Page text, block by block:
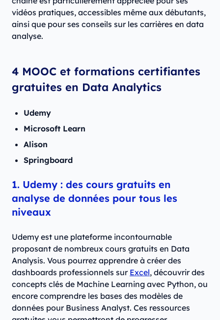
vidéos pratiques, accessibles même aux débutants,
ainsi que pour ses conseils sur les carrières en data
analyse.
4 MOOC et formations certifiantes
gratuites en Data Analytics
Udemy
Microsoft Learn
Alison
Springboard
1. Udemy : des cours gratuits en
analyse de données pour tous les
niveaux
Udemy est une plateforme incontournable
proposant de nombreux cours gratuits en Data
Analysis. Vous pourrez apprendre à créer des
dashboards professionnels sur Excel, découvrir des
concepts clés de Machine Learning avec Python, ou
encore comprendre les bases des modèles de
données pour Business Analyst. Ces ressources